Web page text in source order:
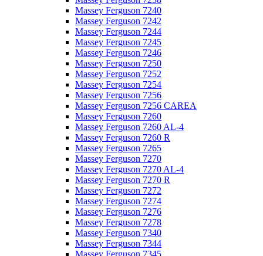
Massey Ferguson 7240
Massey Ferguson 7242
Massey Ferguson 7244
Massey Ferguson 7245
Massey Ferguson 7246
Massey Ferguson 7250
Massey Ferguson 7252
Massey Ferguson 7254
Massey Ferguson 7256
Massey Ferguson 7256 CAREA
Massey Ferguson 7260
Massey Ferguson 7260 AL-4
Massey Ferguson 7260 R
Massey Ferguson 7265
Massey Ferguson 7270
Massey Ferguson 7270 AL-4
Massey Ferguson 7270 R
Massey Ferguson 7272
Massey Ferguson 7274
Massey Ferguson 7276
Massey Ferguson 7278
Massey Ferguson 7340
Massey Ferguson 7344
Massey Ferguson 7345